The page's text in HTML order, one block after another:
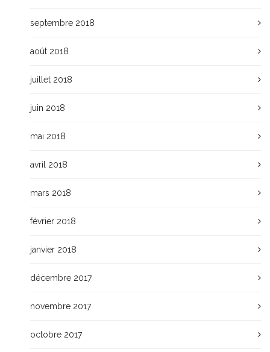
septembre 2018
août 2018
juillet 2018
juin 2018
mai 2018
avril 2018
mars 2018
février 2018
janvier 2018
décembre 2017
novembre 2017
octobre 2017